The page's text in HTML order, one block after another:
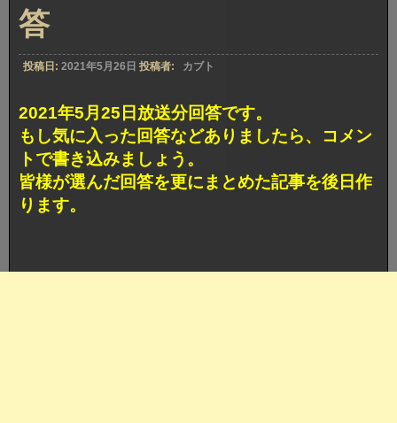
答
投稿日: 2021年5月26日 投稿者: カブト
2021年5月25日放送分回答です。
もし気に入った回答などありましたら、コメン
トで書き込みましょう。
皆様が選んだ回答を更にまとめた記事を後日作
ります。